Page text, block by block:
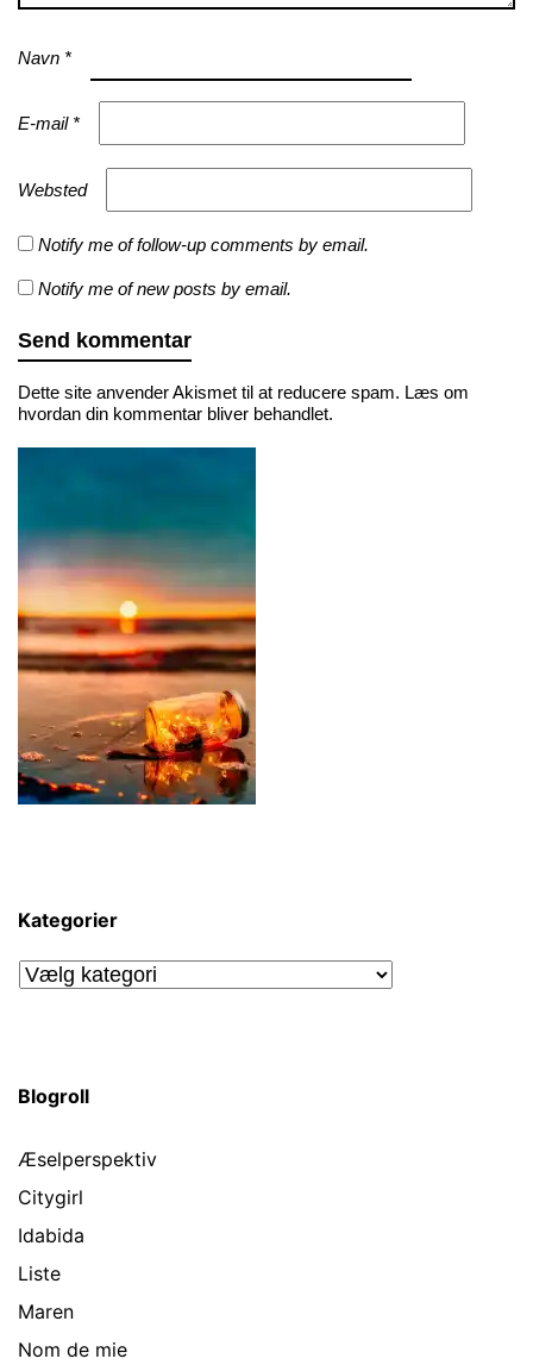
Navn *
E-mail *
Websted
Notify me of follow-up comments by email.
Notify me of new posts by email.
Dette site anvender Akismet til at reducere spam. Læs om
hvordan din kommentar bliver behandlet.
Kategorier
Kategorier
Blogroll
Æselperspektiv
Citygirl
Idabida
Liste
Maren
Nom de mie